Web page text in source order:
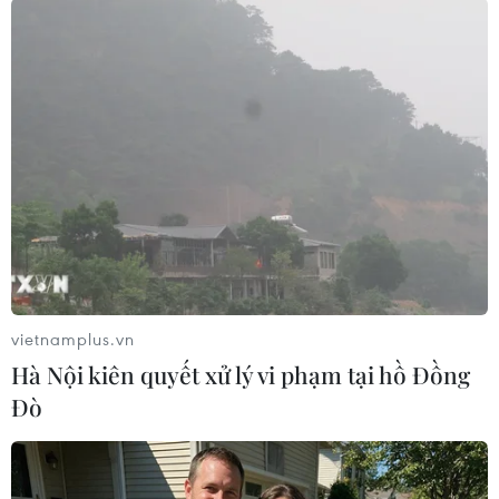
Bangladesh tiếp tục kế hoạch di dời người
Hồi giáo Rohingya
06/02/2017 06:53
vietnamplus.vn
Hà Nội kiên quyết xử lý vi phạm tại hồ Đồng
Đò